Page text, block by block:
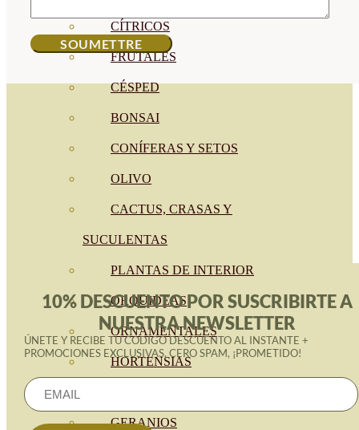
CÍTRICOS
FRUTALES
CÉSPED
BONSAI
CONÍFERAS Y SETOS
OLIVO
CACTUS, CRASAS Y
SUCULENTAS
PLANTAS DE INTERIOR
ORQUIDEAS
ORNAMENTALES
HORTENSIAS
GERANIOS
10% DESCUENTO POR SUSCRIBIRTE A
NUESTRA NEWSLETTER
ÚNETE Y RECIBE TU CÓDIGO DESCUENTO AL INSTANTE +
PROMOCIONES EXCLUSIVAS. CERO SPAM, ¡PROMETIDO!